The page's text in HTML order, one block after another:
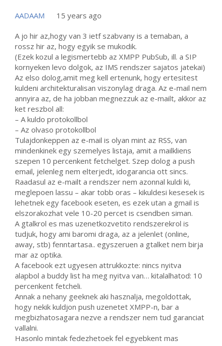
AADAAM 15 years ago
A jo hir az,hogy van 3 ietf szabvany is a temaban, a
rossz hir az, hogy egyik se mukodik.
(Ezek kozul a legismertebb az XMPP PubSub, ill. a SIP
kornyeken levo dolgok, az IMS rendszer sajatos jatekai)
Az elso dolog,amit meg kell ertenunk, hogy ertesitest
kuldeni architekturalisan viszonylag draga. Az e-mail nem
annyira az, de ha jobban megnezzuk az e-mailt, akkor az
ket reszbol all:
– A kuldo protokollbol
– Az olvaso protokollbol
Tulajdonkeppen az e-mail is olyan mint az RSS, van
mindenkinek egy szemelyes listaja, amit a mailkliens
szepen 10 percenkent fetchelget. Szep dolog a push
email, jelenleg nem elterjedt, idogarancia ott sincs.
Raadasul az e-mailt a rendszer nem azonnal kuldi ki,
meglepoen lassu – akar tobb oras – kikuldesi kesesek is
lehetnek egy facebook eseten, es ezek utan a gmail is
elszorakozhat vele 10-20 percet is csendben siman.
A gtalkrol es mas uzenetkozvetito rendszerekrol is
tudjuk, hogy ami baromi draga, az a jelenlet (online,
away, stb) fenntartasa.. egyszeruen a gtalket nem birja
mar az optika.
A facebook ezt ugyesen attrukkozte: nincs nyitva
alapbol a buddy list ha meg nyitva van… kitalalhatod: 10
percenkent fetcheli.
Annak a nehany geeknek aki hasznalja, megoldottak,
hogy nekik kuldjon push uzenetet XMPP-n, bar a
megbizhatosagara nezve a rendszer nem tud garanciat
vallalni.
Hasonlo mintak fedezhetoek fel egyebkent mas